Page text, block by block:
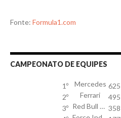
Fonte: Formula1.com
CAMPEONATO DE EQUIPES
1º Mercedes 625
2º Ferrari 495
3º Red Bull Racing TAG Heuer 358